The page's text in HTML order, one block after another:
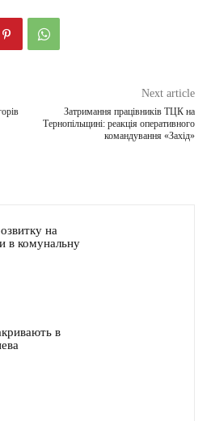
Next article
Затримання працівників ТЦК на
Тернопільщині: реакція оперативного
командування «Захід»
на
в комунальну
в